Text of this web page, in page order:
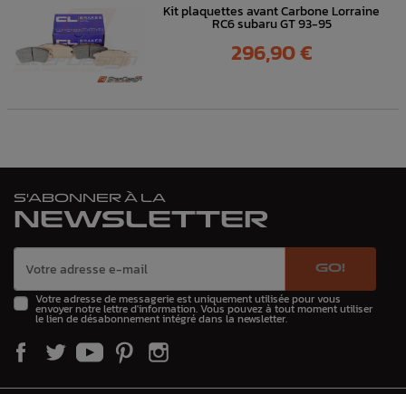
Kit plaquettes avant Carbone Lorraine
RC6 subaru GT 93-95
Prix
296,90 €
S'ABONNER À LA
NEWSLETTER
GO!
Votre adresse de messagerie est uniquement utilisée pour vous
envoyer notre lettre d'information. Vous pouvez à tout moment utiliser
le lien de désabonnement intégré dans la newsletter.